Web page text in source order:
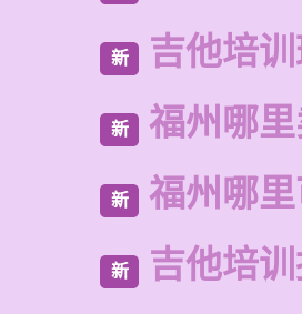
新 吉他培
新 福州哪
新 福州哪
新 吉他培